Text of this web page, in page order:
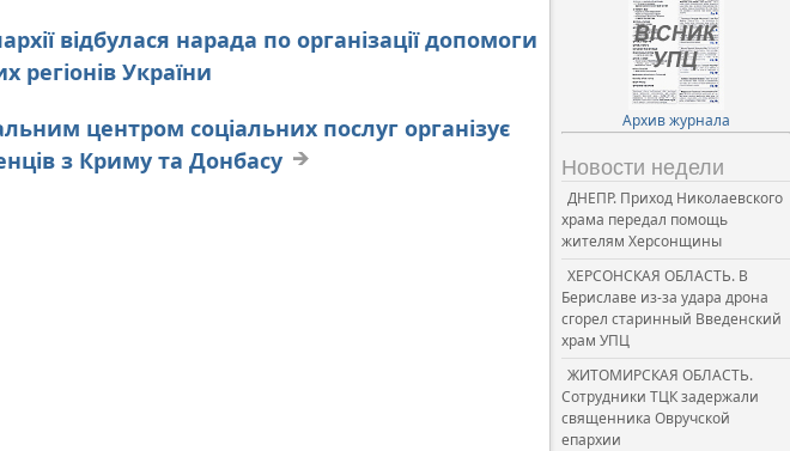
відбулася нарада по організації допомоги
регіонів України
центром соціальних послуг організує
з Криму та Донбасу
Архив журнала
Новости недели
ДНЕПР. Приход Николаевского
храма передал помощь
жителям Херсонщины
ХЕРСОНСКАЯ ОБЛАСТЬ. В
Бериславе из-за удара дрона
сгорел старинный Введенский
храм УПЦ
ЖИТОМИРСКАЯ ОБЛАСТЬ.
Сотрудники ТЦК задержали
священника Овручской
епархии